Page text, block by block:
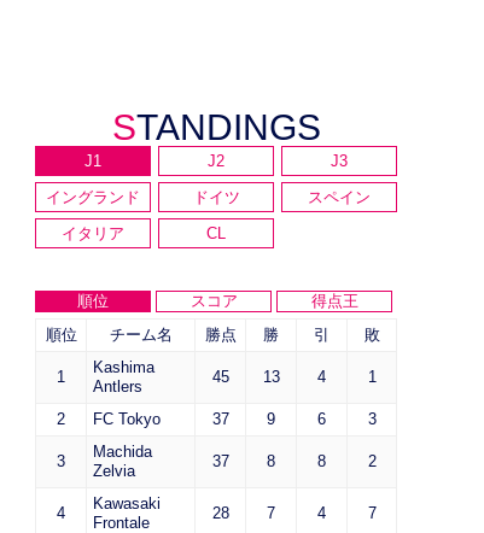
STANDINGS
J1 J2
J3
イングランド
ドイツ
スペイン
イタリア
CL
順位 スコア
得点王
順位
チーム名 勝点 勝 引 敗
1
Kashima
Antlers
45 13 4 1
2 FC Tokyo 37 9 6 3
3
Machida
Zelvia
37 8 8 2
4
Kawasaki
Frontale
28 7 4 7